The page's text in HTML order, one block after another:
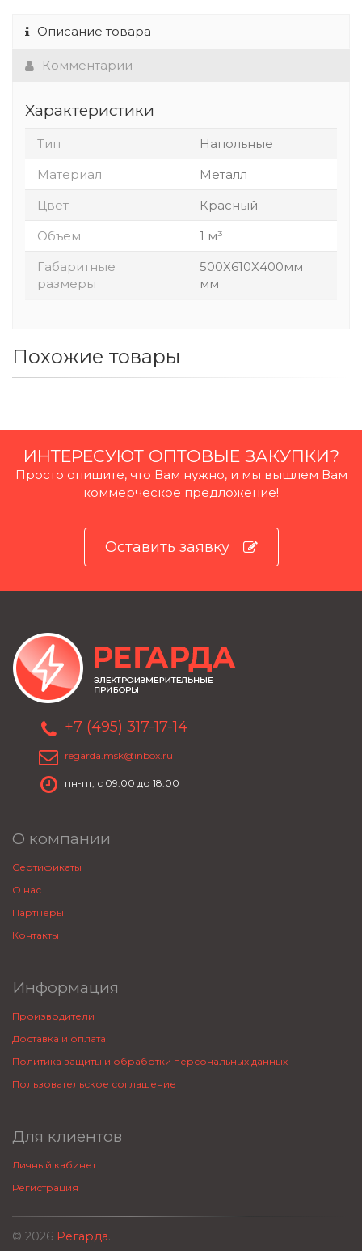
Описание товара
Комментарии
Характеристики
Тип
Напольные
Материал
Металл
Цвет
Красный
Объем
1 м³
Габаритные
размеры
500Х610Х400мм
мм
Похожие товары
ИНТЕРЕСУЮТ ОПТОВЫЕ ЗАКУПКИ?
Просто опишите, что Вам нужно, и мы вышлем Вам
коммерческое предложение!
Оставить заявку
+7 (495) 317-17-14
regarda.msk@inbox.ru
пн-пт, с 09:00 до 18:00
О компании
Сертификаты
О нас
Партнеры
Контакты
Информация
Производители
Доставка и оплата
Политика защиты и обработки персональных данных
Пользовательское соглашение
Для клиентов
Личный кабинет
Регистрация
© 2026 Регарда.